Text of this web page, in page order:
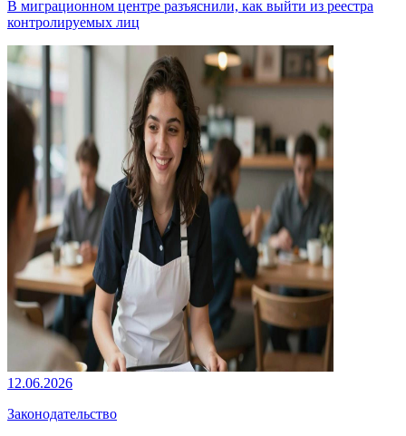
В миграционном центре разъяснили, как выйти из реестра
контролируемых лиц
12.06.2026
Законодательство